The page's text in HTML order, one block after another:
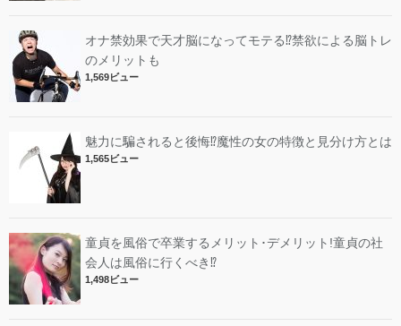
オナ禁効果で天才脳になってモテる⁉︎禁欲による脳トレ
のメリットも
1,569ビュー
魅力に騙されると後悔⁉︎魔性の女の特徴と見分け方とは
1,565ビュー
童貞を風俗で卒業するメリット･デメリット!︎童貞の社
会人は風俗に行くべき⁉︎
1,498ビュー